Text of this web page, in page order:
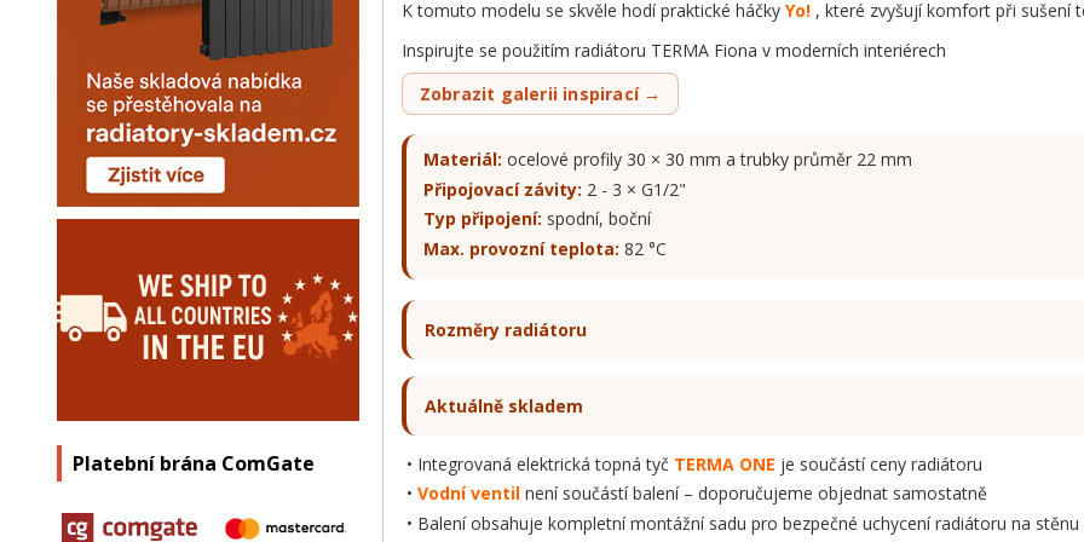
Platební brána ComGate
K tomuto modelu se skvěle hodí praktické háčky Yo! , které zvyšují komfort při sušení
Inspirujte se použitím radiátoru TERMA Fiona v moderních interiérech
Zobrazit galerii inspirací →
Materiál: ocelové profily 30 × 30 mm a trubky průměr 22 mm
Připojovací závity: 2 - 3 × G1/2"
Typ připojení: spodní, boční
Max. provozní teplota: 82 °C
Rozměry radiátoru
Aktuálně skladem
Integrovaná elektrická topná tyč TERMA ONE je součástí ceny radiátoru
Vodní ventilnení součástí balení – doporučujeme objednat samostatně
Balení obsahuje kompletní montážní sadu pro bezpečné uchycení radiátoru na stěnu